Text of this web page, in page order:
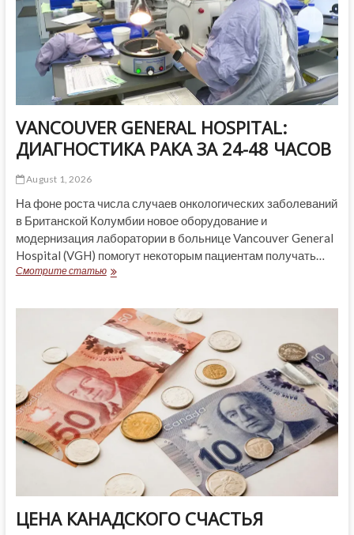
VANCOUVER GENERAL HOSPITAL:
ДИАГНОСТИКА РАКА ЗА 24-48 ЧАСОВ
August 1, 2026
На фоне роста числа случаев онкологических заболеваний
в Британской Колумбии новое оборудование и
модернизация лаборатории в больнице Vancouver General
Hospital (VGH) помогут некоторым пациентам получать…
Смотрите статьюVANCOUVER
ДИАГНОСТИКА
РАКА
ЗА
24-
48
ЧАСОВ
ЦЕНА КАНАДСКОГО СЧАСТЬЯ